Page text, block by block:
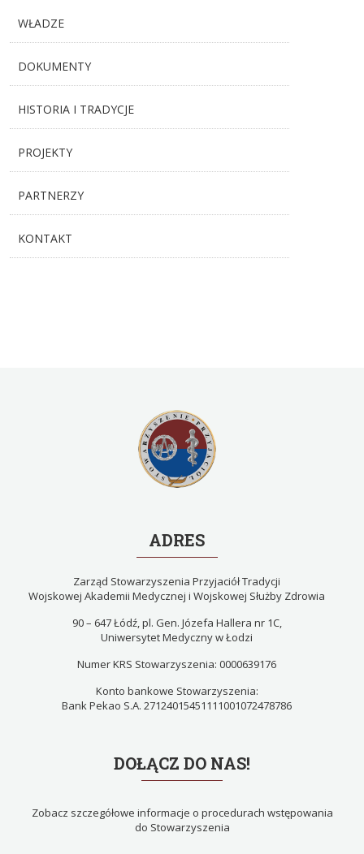
WŁADZE
DOKUMENTY
HISTORIA I TRADYCJE
PROJEKTY
PARTNERZY
KONTAKT
ADRES
Zarząd Stowarzyszenia Przyjaciół Tradycji
Wojskowej Akademii Medycznej i Wojskowej Służby Zdrowia
90 – 647 Łódź, pl. Gen. Józefa Hallera nr 1C,
Uniwersytet Medyczny w Łodzi
Numer KRS Stowarzyszenia: 0000639176
Konto bankowe Stowarzyszenia:
Bank Pekao S.A. 27124015451111001072478786
DOŁĄCZ DO NAS!
Zobacz szczegółowe informacje o procedurach wstępowania
do Stowarzyszenia